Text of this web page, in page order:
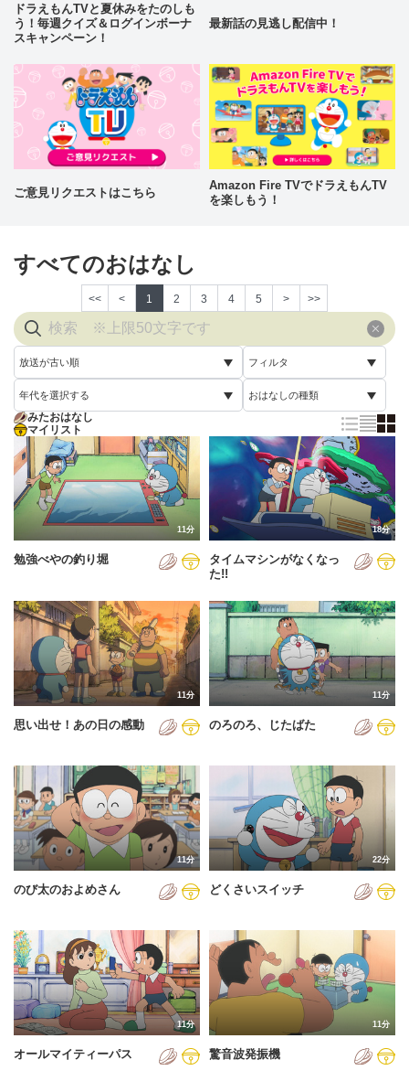
ドラえもんTVと夏休みをたのしも
う！毎週クイズ＆ログインボーナ
スキャンペーン！
最新話の見逃し配信中！
ご意見リクエストはこちら
Amazon Fire TVでドラえもんTV
を楽しもう！
すべてのおはなし
<< < 1 2 3 4 5 > >>
放送が古い順
放送が古い順
放送が新しい順
配信が古い順
配信が新しい順
あいうえお順(降順)
動画が長い順
動画が短い順
フィルタ
すべて
未視聴
年代を選択する
すべて
2005年
2006年
2007年
2008年
2011年
2012年
2013年
2014年
2015年
2016年
2017年
2019年
2020年
2021年
2022年
おはなしの種類
通常回
誕生日スペシャル
みたおはなし
マイリスト
11分
勉強べやの釣り堀
18分
タイムマシンがなくなっ
た!!
11分
思い出せ！あの日の感動
11分
のろのろ、じたばた
11分
のび太のおよめさん
22分
どくさいスイッチ
11分
オールマイティーパス
11分
驚音波発振機